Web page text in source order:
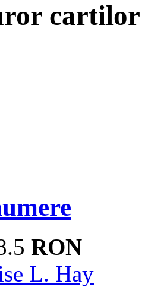
cartilor
RON
L. Hay